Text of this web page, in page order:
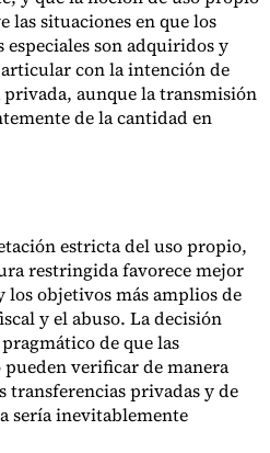
situaciones en que los
especiales son adquiridos y
con la intención de
aunque la transmisión
de la cantidad en
estricta del uso propio,
restringida favorece mejor
los objetivos más amplios de
y el abuso. La decisión
de que las
verificar de manera
transferencias privadas y de
sería inevitablemente